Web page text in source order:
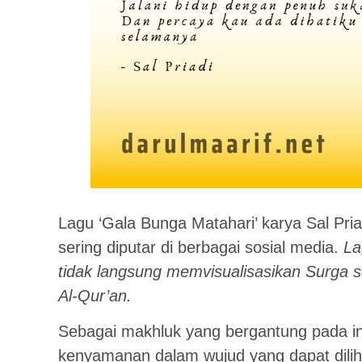
Lagu ‘Gala Bunga Matahari’ karya Sal
sering diputar di berbagai sosial media.
tidak langsung memvisualisasikan Surga
Al-Qur’an.
Sebagai makhluk yang bergantung pada
kenyamanan dalam wujud yang dapat